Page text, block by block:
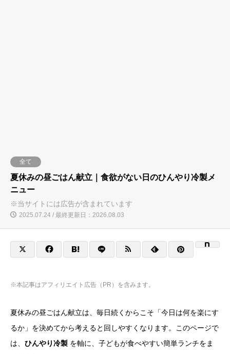
全て
夏休みの昼ごはん献立｜食欲がない日のひんやり冷製メ
ニュー
※当サイトには広告が含まれています
2025.07.24 / 最終更新日：2026.08.03
※本記事はアフィリエイト広告（PR）を含みます。
夏休みの昼ごはん献立は、毎日続くからこそ「今日は何を楽にす
るか」を決めてから考えると回しやすくなります。このページで
は、 ひんやり冷製 を軸に、子どもが食べやすい簡単ランチをま